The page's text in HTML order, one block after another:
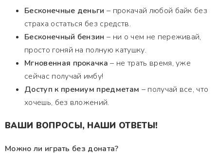
Бесконечные деньги – прокачай любой байк без
страха остаться без средств.
Бесконечный бензин – ни о чем не переживай,
просто гоняй на полную катушку.
Мгновенная прокачка – не трать время, уже
сейчас получай имбу!
Доступ к премиум предметам – получай все, что
хочешь, без вложений.
ВАШИ ВОПРОСЫ, НАШИ ОТВЕТЫ!
Можно ли играть без доната?